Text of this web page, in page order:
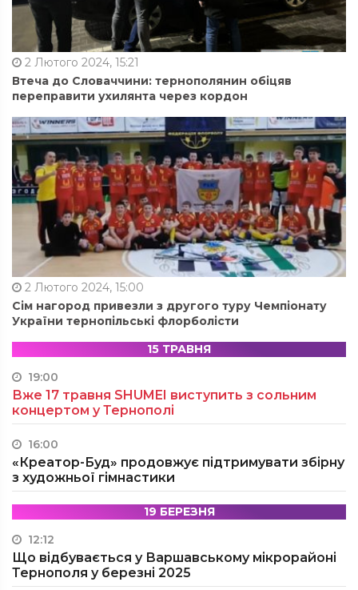
2 Лютого 2024, 15:21
Втеча до Словаччини: тернополянин обіцяв
переправити ухилянта через кордон
2 Лютого 2024, 15:00
Сім нагород привезли з другого туру Чемпіонату
України тернопільські флорболісти
15 ТРАВНЯ
19:00
Вже 17 травня SHUMEI виступить з сольним
концертом у Тернополі
16:00
«Креатор-Буд» продовжує підтримувати збірну
з художньої гімнастики
19 БЕРЕЗНЯ
12:12
Що відбувається у Варшавському мікрорайоні
Тернополя у березні 2025